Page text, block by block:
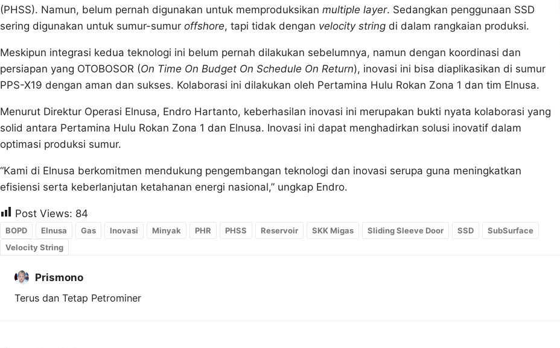
(PHSS). Namun, belum pernah digunakan untuk memproduksikan multiple layer. Sedangkan penggunaan SSD
sering digunakan untuk sumur-sumur offshore, tapi tidak dengan velocity string di dalam rangkaian produksi.
Meskipun integrasi kedua teknologi ini belum pernah dilakukan sebelumnya, namun dengan koordinasi dan
persiapan yang OTOBOSOR (On Time On Budget On Schedule On Return), inovasi ini bisa diaplikasikan di sumur
PPS-X19 dengan aman dan sukses. Kolaborasi ini dilakukan oleh Pertamina Hulu Rokan Zona 1 dan tim Elnusa.
Menurut Direktur Operasi Elnusa, Endro Hartanto, keberhasilan inovasi ini merupakan bukti nyata kolaborasi yang
solid antara Pertamina Hulu Rokan Zona 1 dan Elnusa. Inovasi ini dapat menghadirkan solusi inovatif dalam
optimasi produksi sumur.
“Kami di Elnusa berkomitmen mendukung pengembangan teknologi dan inovasi serupa guna meningkatkan
efisiensi serta keberlanjutan ketahanan energi nasional,” ungkap Endro.
Post Views: 84
BOPD Elnusa Gas Inovasi Minyak PHR PHSS Reservoir SKK Migas Sliding Sleeve Door SSD
SubSurface
Velocity String
Prismono
Terus dan Tetap Petrominer